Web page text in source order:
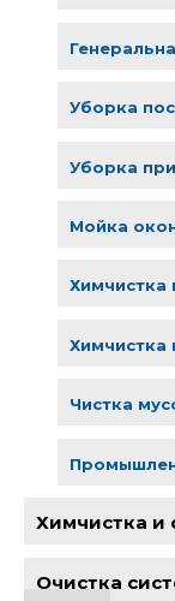
Уборка
Уборка
Мойка
Химчистка
Химчистка
Чистка
Химчистка и
Очистка